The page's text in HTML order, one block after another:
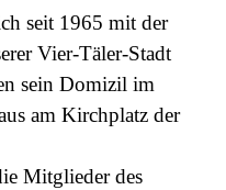
seit 1965 mit der
Vier-Täler-Stadt
sein Domizil im
am Kirchplatz der
Mitglieder des